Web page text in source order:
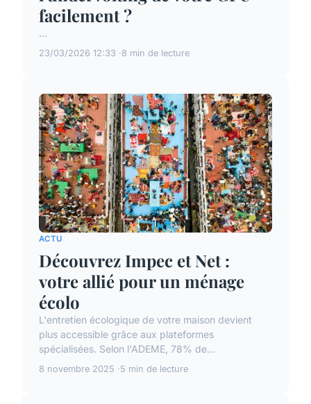
facilement ?
...
23/03/2026 12:33 8 min de lecture
ACTU
Découvrez Impec et Net :
votre allié pour un ménage
écolo
L'entretien écologique de votre maison devient
plus accessible grâce aux plateformes
spécialisées. Selon l'ADEME, 78% de...
8 novembre 2025 5 min de lecture